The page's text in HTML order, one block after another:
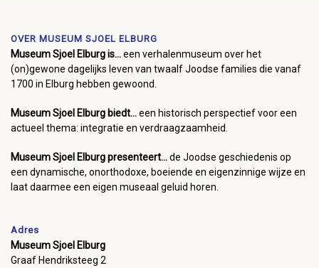
OVER MUSEUM SJOEL ELBURG
Museum Sjoel Elburg is...een verhalenmuseum over het
(on)gewone dagelijks leven van twaalf Joodse families die vanaf
1700 in Elburg hebben gewoond.
Museum Sjoel Elburg biedt...een historisch perspectief voor een
actueel thema: integratie en verdraagzaamheid.
Museum Sjoel Elburg presenteert...de Joodse geschiedenis op
een dynamische, onorthodoxe, boeiende en eigenzinnige wijze en
laat daarmee een eigen museaal geluid horen.
Adres
Museum Sjoel Elburg
Graaf Hendriksteeg 2